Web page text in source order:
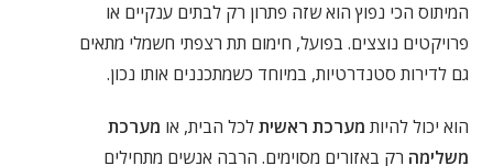
המיתוס הכי נפוץ הוא שזה פתרון רק לבתים ענקיים או
פרויקטים נוצצים. בפועל, חימום תת רצפתי חשמלי מתאים
גם לדירות סטנדרטיות, במיוחד כשמתכננים אותו נכון.
הוא יכול להיות מערכת ראשיתלכל הבית, או מערכת
משלימה רק באזורים מסוימים. הרבה אנשים מתחילים